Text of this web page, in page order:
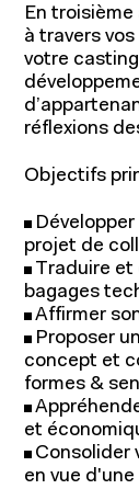
En
à travers
votre
réflexions
Objectifs
projet de
Traduire et
bagages
Affirmer
Proposer
concept et
formes &
et
Consolider
en vue